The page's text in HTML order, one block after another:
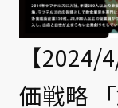
仲間の声
クライアント
セミナー
【
価戦略